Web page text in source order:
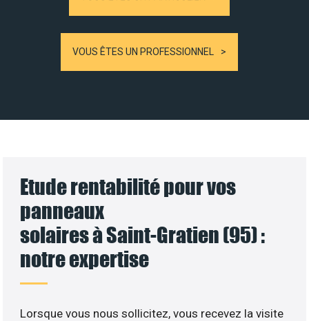
VOUS ÊTES UN PROFESSIONNEL
Etude rentabilité pour vos
panneaux
solaires à Saint-Gratien (95) :
notre expertise
Lorsque vous nous sollicitez, vous recevez la visite